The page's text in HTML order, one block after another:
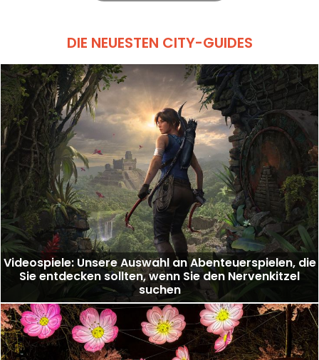
DIE NEUESTEN CITY-GUIDES
Videospiele: Unsere Auswahl an Abenteuerspielen, die
Sie entdecken sollten, wenn Sie den Nervenkitzel
suchen